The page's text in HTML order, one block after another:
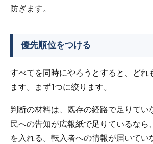
防ぎます。
優先順位をつける
すべてを同時にやろうとすると、どれ
ます。まず1つに絞ります。
判断の材料は、既存の経路で足りてい
民への告知が広報紙で足りているなら
を入れる。転入者への情報が届いてい